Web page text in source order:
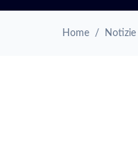
Home / Notizie